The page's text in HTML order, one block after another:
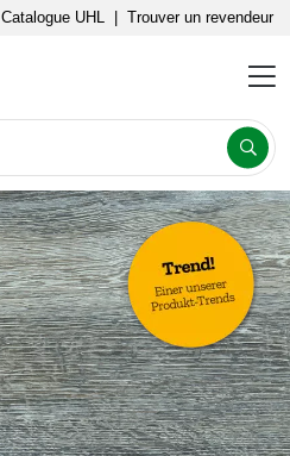
Catalogue UHL Trouver un revendeur